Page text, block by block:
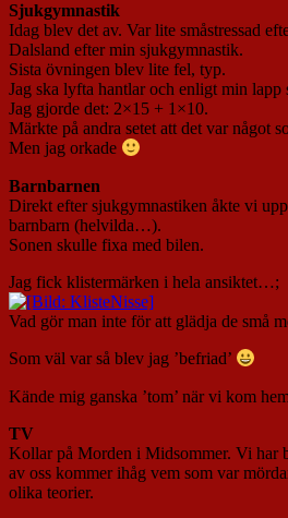
Sjukgymnastik
Idag blev det av. Var lite småstressad
Dalsland efter min sjukgymnastik.
Sista övningen blev lite fel, typ.
Jag ska lyfta hantlar och enligt min
Jag gjorde det: 2×15 + 1×10.
Märkte på andra setet att det var något
Men jag orkade
Barnbarnen
Direkt efter sjukgymnastiken åkte vi
barnbarn (helvilda…).
Sonen skulle fixa med bilen.
Jag fick klistermärken i hela ansiktet…;
Vad gör man inte för att glädja de små
Som väl var så blev jag ’befriad’
Kände mig ganska ’tom’ när vi kom
TV
Kollar på Morden i Midsommer. Vi har
av oss kommer ihåg vem som var
olika teorier.